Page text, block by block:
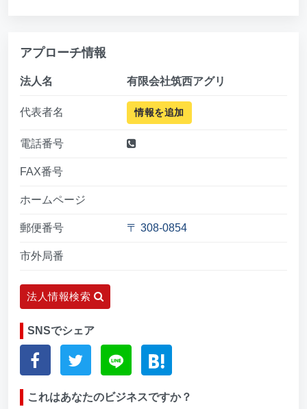
アプローチ情報
法人名 有限会社筑西アグリ
代表者名 情報を追加
電話番号
FAX番号
ホームページ
郵便番号 〒 308-0854
市外局番
法人情報検索
SNSでシェア
これはあなたのビジネスですか？